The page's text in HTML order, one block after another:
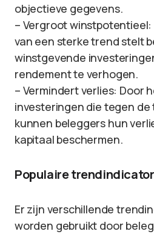
objectieve gegevens.
– Vergroot
van een sterke trend stelt
winstgevende
rendement te verhogen.
– Vermindert verlies: Door
investeringen die tegen de
kunnen beleggers hun
kapitaal beschermen.
Populaire
Er zijn verschillende
worden gebruikt door